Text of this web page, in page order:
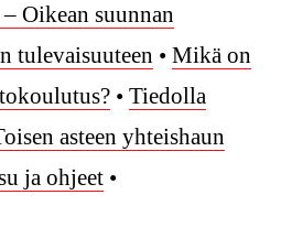
Oikean suunnan
tulevaisuuteen • Mikä on
• Tiedolla
asteen yhteishaun
ja ohjeet •